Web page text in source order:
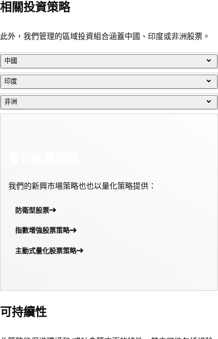
相關投資策略
此外，我們管理的區域投資組合涵蓋中國、印度或非洲股票。
中國
中國 H 股和 A 股高信心投資組合，包含由上而下的主題性重
疊、由下而上的股票選擇及結構化 ESG 整合。
印度
有機會以著重發掘增長導向、管理優良和估值合理的企業。
非洲
我們的新興市場策略也也以量化策略提供：
防衛型股票
指數增強股票策略
主動式量化股票策略
可持續性